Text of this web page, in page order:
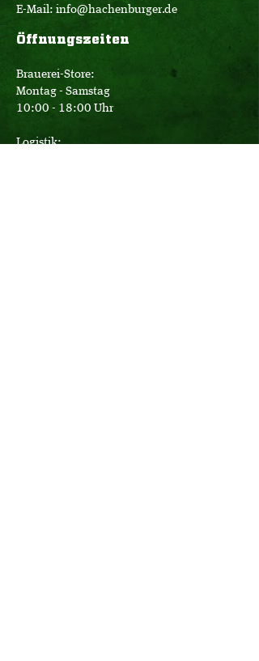
E-Mail: info@hachenburger.de
Öffnungszeiten
Brauerei-Store:
Montag - Samstag
10:00 - 18:00 Uhr
Logistik: